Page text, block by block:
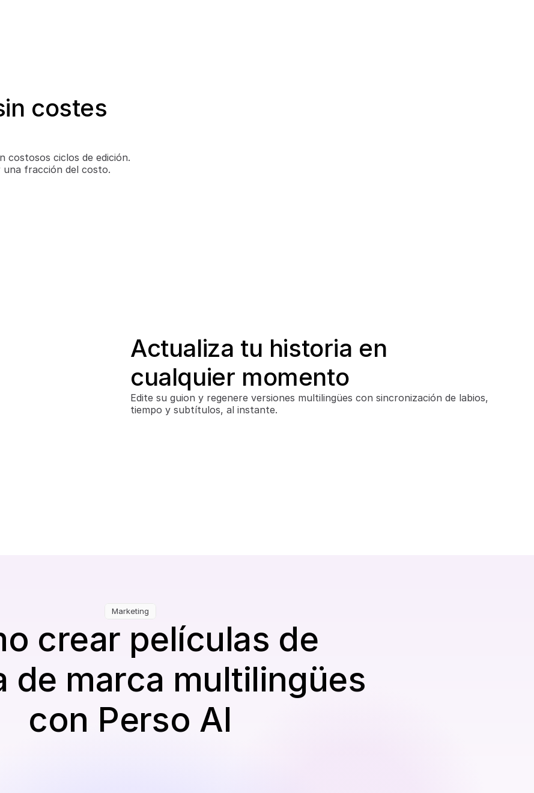
costes
costosos ciclos de edición.
una fracción del costo.
Actualiza tu historia en
cualquier momento
Edite su guion y regenere versiones multilingües con sincronización de labios,
tiempo y subtítulos, al instante.
Marketing
crear películas de
de marca multilingües
con Perso AI